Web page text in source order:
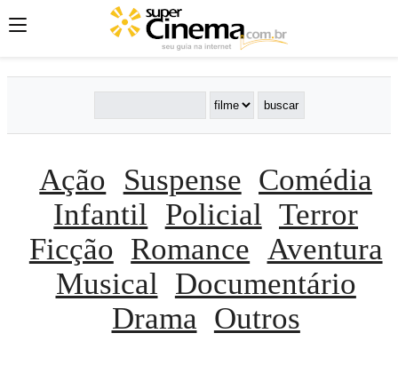
Ação Suspense Comédia
Infantil
Policial Terror
Ficção Romance Aventura
Musical
Documentário
Drama Outros